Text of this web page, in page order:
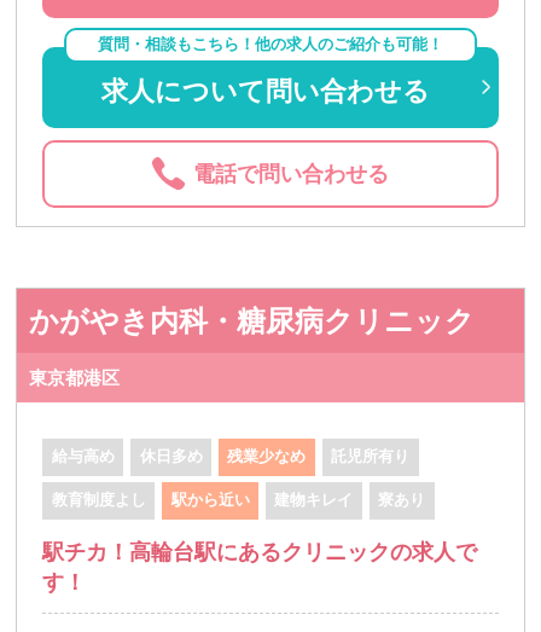
質問・相談もこちら！他の求人のご紹介も可能！
求人について問い合わせる
電話で問い合わせる
かがやき内科・糖尿病クリニック
東京都港区
給与高め 休日多め 残業少なめ 託児所有り
教育制度よし 駅から近い 建物キレイ 寮あり
駅チカ！高輪台駅にあるクリニックの求人で
す！